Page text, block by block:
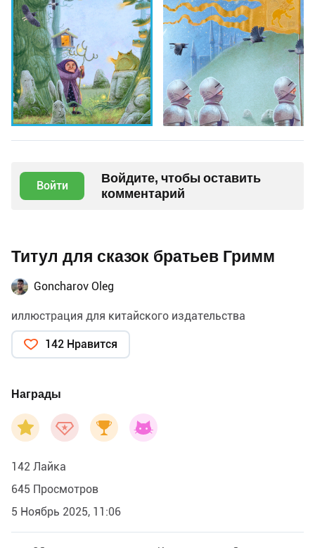
Войти
Войдите, чтобы оставить
комментарий
Титул для сказок братьев Гримм
Goncharov Oleg
иллюстрация для китайского издательства
142 Нравится
Награды
142 Лайка
645 Просмотров
5 Ноябрь 2025, 11:06